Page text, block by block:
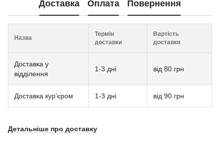
Доставка Оплата Повернення
Назва
Термін
доставки
Вартість
доставки
Доставка у
відділення
1-3 дні від 80 грн
Доставка кур'єром 1-3 дні від 90 грн
Детальніше про доставку